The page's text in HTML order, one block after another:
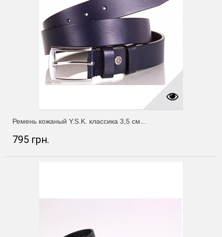
Ремень кожаный Y.S.K. классика 3,5 см...
795 грн.